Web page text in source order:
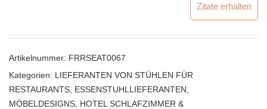
Zitate erhalten
Artikelnummer: FRRSEAT0067
Kategorien: LIEFERANTEN VON STÜHLEN FÜR
RESTAURANTS ESSENSTUHLLIEFERANTEN
MÖBELDESIGNS HOTEL SCHLAFZIMMER &